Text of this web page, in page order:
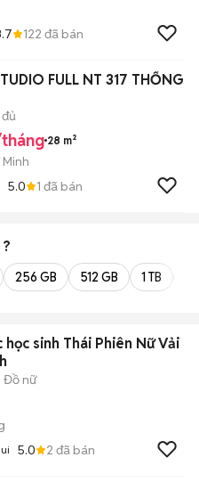
122 đã bán
FULL NT 317 THỐNG
28 m²
Minh
5.0 1 đã bán
256 GB 512 GB 1 TB
sinh Thái Phiên Nữ Vải
Đồ nữ
5.0 2 đã bán